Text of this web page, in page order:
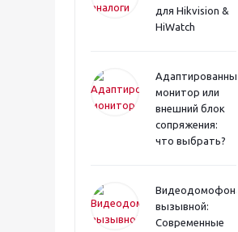
для Hikvision &
HiWatch
Адаптированный
монитор или
внешний блок
сопряжения:
что выбрать?
Видеодомофона
вызывной:
Современные